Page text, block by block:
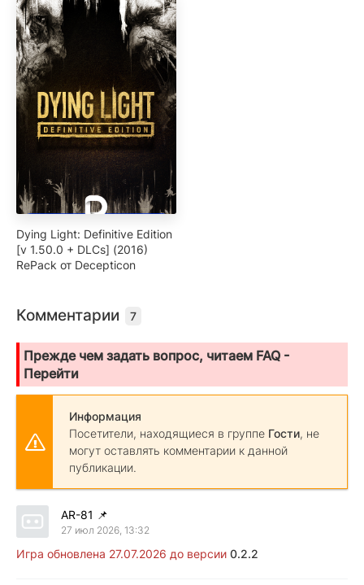
Dying Light: Definitive Edition
[v 1.50.0 + DLCs] (2016)
RePack от Decepticon
Комментарии 7
Прежде чем задать вопрос, читаем FAQ -
Перейти
Информация
Посетители, находящиеся в группе Гости, не
могут оставлять комментарии к данной
публикации.
AR-81 📌
27 июл 2026, 13:32
Игра обновлена 27.07.2026 до версии 0.2.2